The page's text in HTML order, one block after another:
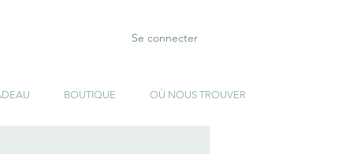
Se connecter
BOUTIQUE OÙ NOUS TROUVER